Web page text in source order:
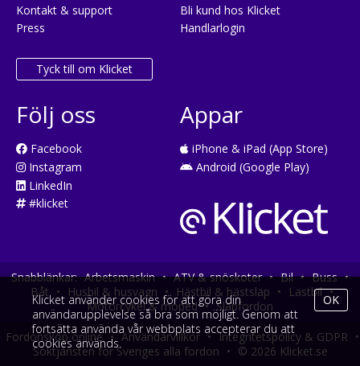
Kontakt & support
Press
Tyck till om Klicket
Bli kund hos Klicket
Handlarlogin
Följ oss
Facebook
Instagram
LinkedIn
#klicket
Appar
iPhone & iPad (App Store)
Android (Google Play)
Snabblänkar: Arbetsmaskin • ATV & snöskoter • Bil • Buss •
Båt • Husbil & husvagn • Hästbil & hästsläp • Lastbil •
Motorcykel & moped • Släpfordon
Fordonsköp online • Användarvillkor • Integritetspolicy & GDPR •
Söktjänsten för Sveriges alla fordon • © 2026 Klicket.se
Klicket använder cookies för att göra din
användarupplevelse så bra som möjligt. Genom att
fortsätta använda vår webbplats accepterar du att
cookies används.
OK